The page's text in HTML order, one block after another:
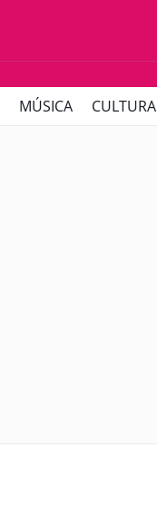
MÚSICA CULTURA